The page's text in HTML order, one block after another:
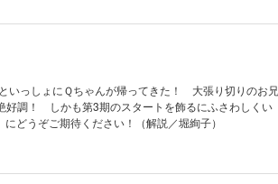
好調！ しかも第3期のスタートを飾るにふさわしくい
どうぞご期待ください！（解説／堀絢子）